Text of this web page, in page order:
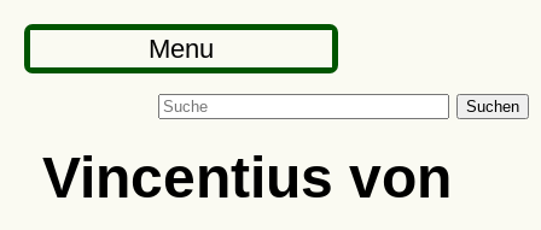
Menu
Suchen
Vincentius von